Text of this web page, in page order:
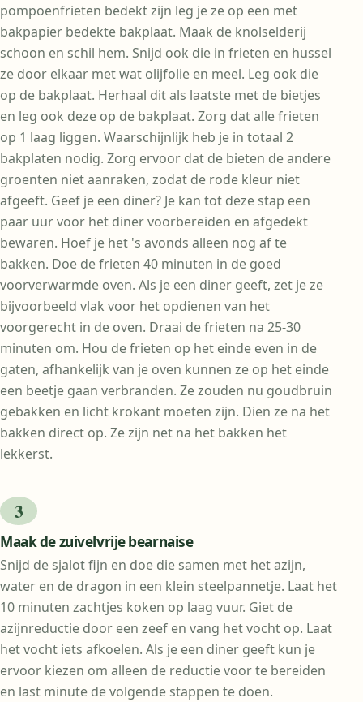
pompoenfrieten bedekt zijn leg je ze op een met
bakpapier bedekte bakplaat. Maak de knolselderij
schoon en schil hem. Snijd ook die in frieten en hussel
ze door elkaar met wat olijfolie en meel. Leg ook die
op de bakplaat. Herhaal dit als laatste met de bietjes
en leg ook deze op de bakplaat. Zorg dat alle frieten
op 1 laag liggen. Waarschijnlijk heb je in totaal 2
bakplaten nodig. Zorg ervoor dat de bieten de andere
groenten niet aanraken, zodat de rode kleur niet
afgeeft. Geef je een diner? Je kan tot deze stap een
paar uur voor het diner voorbereiden en afgedekt
bewaren. Hoef je het 's avonds alleen nog af te
bakken. Doe de frieten 40 minuten in de goed
voorverwarmde oven. Als je een diner geeft, zet je ze
bijvoorbeeld vlak voor het opdienen van het
voorgerecht in de oven. Draai de frieten na 25-30
minuten om. Hou de frieten op het einde even in de
gaten, afhankelijk van je oven kunnen ze op het einde
een beetje gaan verbranden. Ze zouden nu goudbruin
gebakken en licht krokant moeten zijn. Dien ze na het
bakken direct op. Ze zijn net na het bakken het
lekkerst.
Maak de zuivelvrije bearnaise
Snijd de sjalot fijn en doe die samen met het azijn,
water en de dragon in een klein steelpannetje. Laat het
10 minuten zachtjes koken op laag vuur. Giet de
azijnreductie door een zeef en vang het vocht op. Laat
het vocht iets afkoelen. Als je een diner geeft kun je
ervoor kiezen om alleen de reductie voor te bereiden
en last minute de volgende stappen te doen.